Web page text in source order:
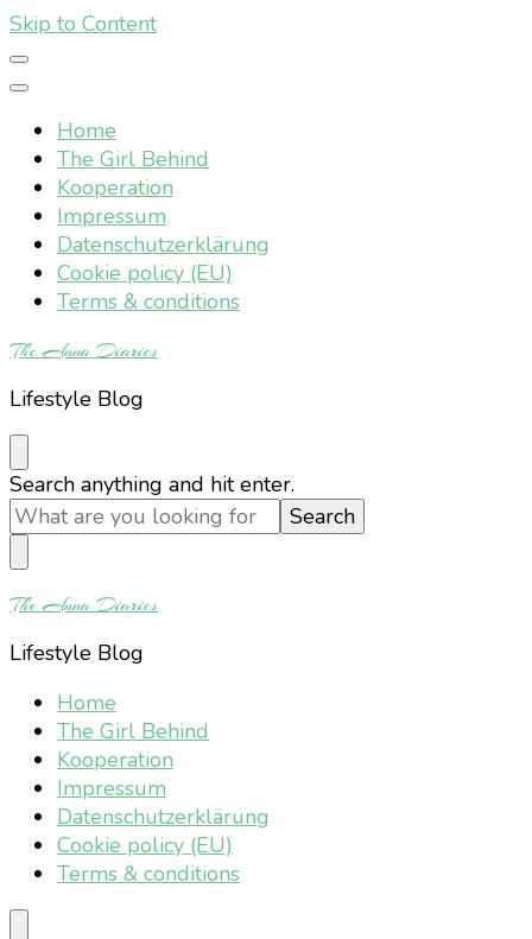
Skip to Content
Home
The Girl Behind
Kooperation
Impressum
Datenschutzerklärung
Cookie policy (EU)
Terms & conditions
The Anna Diaries
Lifestyle Blog
Looking
for
Something?
Search anything and hit enter.
The Anna Diaries
Lifestyle Blog
Home
The Girl Behind
Kooperation
Impressum
Datenschutzerklärung
Cookie policy (EU)
Terms & conditions